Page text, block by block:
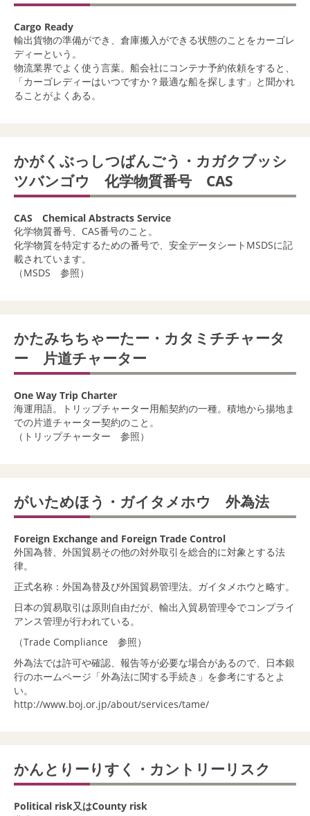
Cargo Ready
輸出貨物の準備ができ、倉庫搬入ができる状態のことをカーゴレ
ディーという。
物流業界でよく使う言葉。船会社にコンテナ予約依頼をすると、
「カーゴレディーはいつですか？最適な船を探します」と聞かれ
ることがよくある。
かがくぶっしつばんごう・カガクブッシ
ツバンゴウ 化学物質番号 CAS
CAS Chemical Abstracts Service
化学物質番号、CAS番号のこと。
化学物質を特定するための番号で、安全データシートMSDSに記
載されています。
（MSDS 参照）
かたみちちゃーたー・カタミチチャータ
ー 片道チャーター
One Way Trip Charter
海運用語。トリップチャーター用船契約の一種。積地から揚地ま
での片道チャーター契約のこと。
（トリップチャーター 参照）
がいためほう・ガイタメホウ 外為法
Foreign Exchange and Foreign Trade Control
外国為替、外国貿易その他の対外取引を総合的に対象とする法
律。
正式名称：外国為替及び外国貿易管理法。ガイタメホウと略す。
日本の貿易取引は原則自由だが、輸出入貿易管理令でコンプライ
アンス管理が行われている。
（Trade Compliance 参照）
外為法では許可や確認、報告等が必要な場合があるので、日本銀
行のホームページ「外為法に関する手続き」を参考にするとよ
い。
http://www.boj.or.jp/about/services/tame/
かんとりーりすく・カントリーリスク
Political risk又はCounty risk